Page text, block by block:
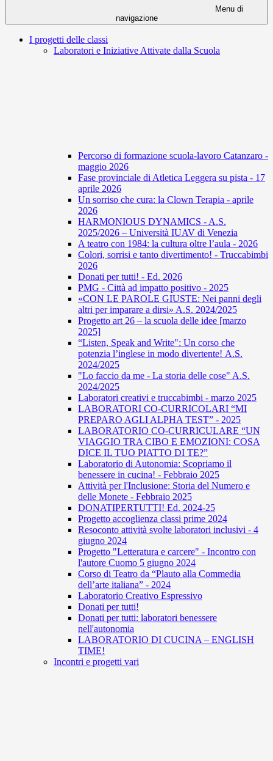
Menu di
navigazione
I progetti delle classi
Laboratori e Iniziative Attivate dalla Scuola
Percorso di formazione scuola-lavoro Catanzaro -
maggio 2026
Fase provinciale di Atletica Leggera su pista - 17
aprile 2026
Un sorriso che cura: la Clown Terapia - aprile
2026
HARMONIOUS DYNAMICS - A.S.
2025/2026 – Università IUAV di Venezia
A teatro con 1984: la cultura oltre l’aula - 2026
Colori, sorrisi e tanto divertimento! - Truccabimbi
2026
Donati per tutti! - Ed. 2026
PMG - Città ad impatto positivo - 2025
«CON LE PAROLE GIUSTE: Nei panni degli
altri per imparare a dirsi» A.S. 2024/2025
Progetto art 26 – la scuola delle idee [marzo
2025]
“Listen, Speak and Write": Un corso che
potenzia l’inglese in modo divertente! A.S.
2024/2025
"Lo faccio da me - La storia delle cose" A.S.
2024/2025
Laboratori creativi e truccabimbi - marzo 2025
LABORATORI CO-CURRICOLARI “MI
PREPARO AGLI ALPHA TEST” - 2025
LABORATORIO CO-CURRICULARE “UN
VIAGGIO TRA CIBO E EMOZIONI: COSA
DICE IL TUO PIATTO DI TE?”
Laboratorio di Autonomia: Scopriamo il
benessere in cucina! - Febbraio 2025
Attività per l'Inclusione: Storia del Numero e
delle Monete - Febbraio 2025
DONATIPERTUTTI! Ed. 2024-25
Progetto accoglienza classi prime 2024
Resoconto attività svolte laboratori inclusivi - 4
giugno 2024
Progetto "Letteratura e carcere" - Incontro con
l'autore Cuomo 5 giugno 2024
Corso di Teatro da “Plauto alla Commedia
dell’arte italiana” - 2024
Laboratorio Creativo Espressivo
Donati per tutti!
Donati per tutti: laboratori benessere
nell'autonomia
LABORATORIO DI CUCINA – ENGLISH
TIME!
Incontri e progetti vari